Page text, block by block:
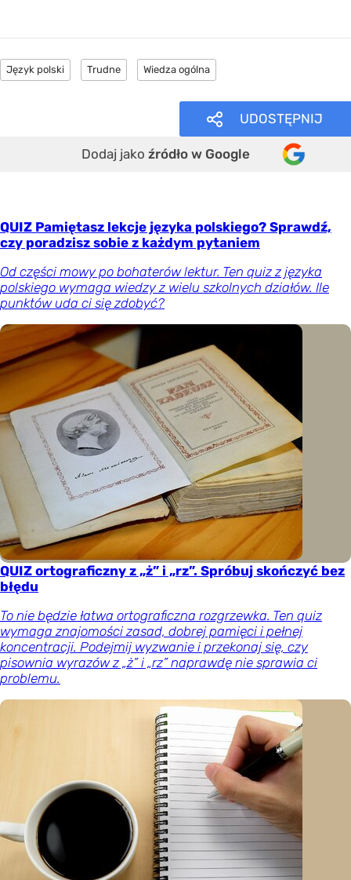
Język polski Trudne Wiedza ogólna
UDOSTĘPNIJ
Dodaj jako źródło w Google
QUIZ Pamiętasz lekcje języka polskiego? Sprawdź,
czy poradzisz sobie z każdym pytaniem
Od części mowy po bohaterów lektur. Ten quiz z języka
polskiego wymaga wiedzy z wielu szkolnych działów. Ile
punktów uda ci się zdobyć?
QUIZ ortograficzny z „ż” i „rz”. Spróbuj skończyć bez
błędu
To nie będzie łatwa ortograficzna rozgrzewka. Ten quiz
wymaga znajomości zasad, dobrej pamięci i pełnej
koncentracji. Podejmij wyzwanie i przekonaj się, czy
pisownia wyrazów z „ż” i „rz” naprawdę nie sprawia ci
problemu.